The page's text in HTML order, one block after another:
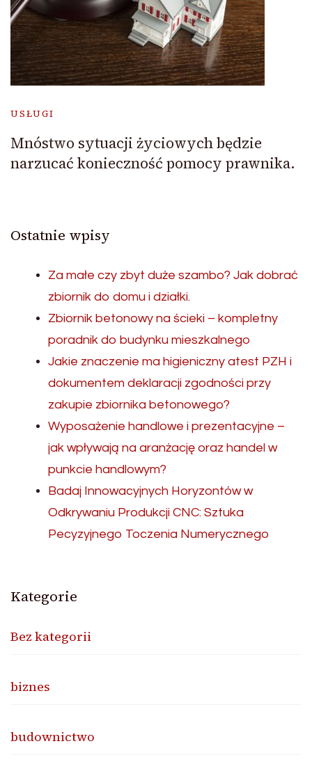
USŁUGI
Mnóstwo sytuacji życiowych będzie
narzucać konieczność pomocy prawnika.
Ostatnie wpisy
Za małe czy zbyt duże szambo? Jak dobrać
zbiornik do domu i działki.
Zbiornik betonowy na ścieki – kompletny
poradnik do budynku mieszkalnego
Jakie znaczenie ma higieniczny atest PZH i
dokumentem deklaracji zgodności przy
zakupie zbiornika betonowego?
Wyposażenie handlowe i prezentacyjne –
jak wpływają na aranżację oraz handel w
punkcie handlowym?
Badaj Innowacyjnych Horyzontów w
Odkrywaniu Produkcji CNC: Sztuka
Pecyzyjnego Toczenia Numerycznego
Kategorie
Bez kategorii
biznes
budownictwo